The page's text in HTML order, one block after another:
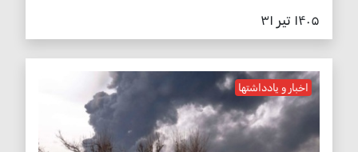
۱۴۰۵ تیر ۳۱
اخبار و یادداشتها